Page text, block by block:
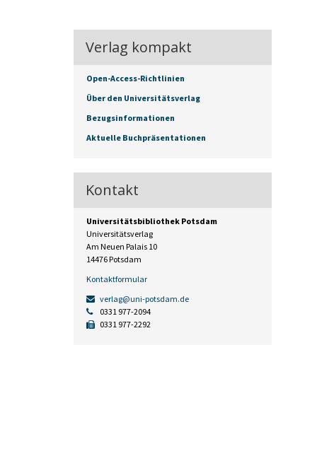
Verlag kompakt
Open-Access-Richtlinien
Über den Universitätsverlag
Bezugsinformationen
Aktuelle Buchpräsentationen
Kontakt
Universitätsbibliothek Potsdam
Universitätsverlag
Am Neuen Palais 10
14476 Potsdam
Kontaktformular
verlag@uni-potsdam.de
0331 977-2094
0331 977-2292